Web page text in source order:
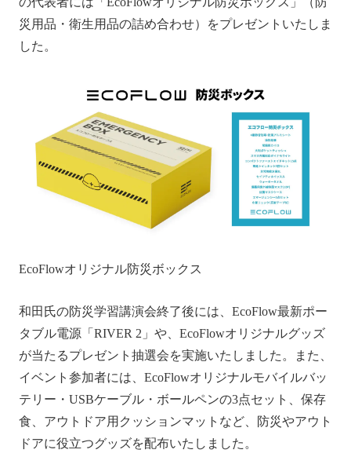
災用品・衛生用品の詰め合わせ）をプレゼントいたしま
した。
EcoFlowオリジナル防災ボックス
和田氏の防災学習講演会終了後には、EcoFlow最新ポー
タブル電源「RIVER 2」や、EcoFlowオリジナルグッズ
が当たるプレゼント抽選会を実施いたしました。また、
イベント参加者には、EcoFlowオリジナルモバイルバッ
テリー・USBケーブル・ボールペンの3点セット、保存
食、アウトドア用クッションマットなど、防災やアウト
ドアに役立つグッズを配布いたしました。